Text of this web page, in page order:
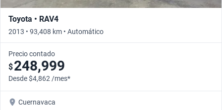
Toyota • RAV4
2013 • 93,408 km • Automático
Precio contado
$248,999
Desde $4,862 /mes*
Cuernavaca